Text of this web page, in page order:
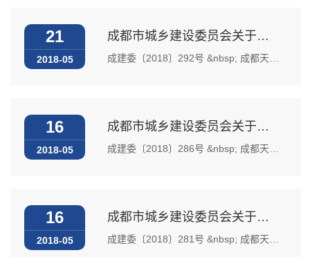
21
2018-05
成都市城乡建设委员会关于加强中心城区高 中考期间房屋建筑和市政基础设施工程施工噪声管理的通知
成建委〔2018〕292号 &nbsp; 成都天府新区、成都市高新区、各区（市）县建设主管部门，市安监站、市质监站，在蓉各建设、监理、施工单位： 为保证我市2018年高考、中考工作顺利进行，为广大考生创造良好的考试环境，根据《成都市建设施工现场管理条例》，现将中心城区高、中考期...
16
2018-05
成都市城乡建设委员会关于印发全市重大工程和民生工程文明施工专项整治行动方案的通知
成建委〔2018〕286号 &nbsp; 成都天府新区、成都高新区、各区（市）县建设行政主管部门，市质监站、市安监站，各有关单...
16
2018-05
成都市城乡建设委员会关于加强房屋建筑和市政基础设施工程汛期安全生产工作的通知
成建委〔2018〕281号 &nbsp; 成都天府新区、成都高新区、各区（市）县建设行政主管部门，市安监站、市质监站，在蓉建设、监理、施工等有关单位： 当前，我市即将进入汛期，建筑施工生产安全事故多发易发。为贯彻省地质灾害应急办《四川省2018年度地质灾害防治方案》（川地灾指办...